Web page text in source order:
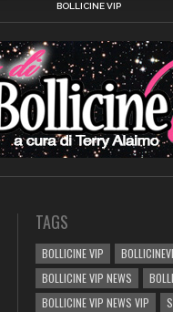
BOLLICINE VIP
TAGS
BOLLICINE VIP
BOLLICINE VIP NEWS
BOLLICINE VIP NEWS VIP